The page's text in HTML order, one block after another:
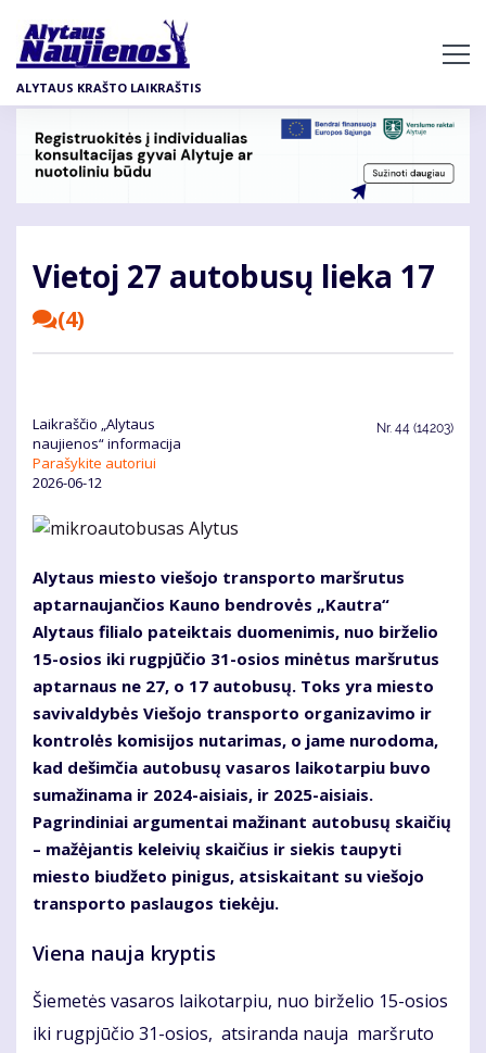
pagrindinį
turinį
ALYTAUS KRAŠTO LAIKRAŠTIS
Vietoj 27 autobusų lieka 17
(4)
Laikraščio „Alytaus
naujienos“ informacija
Parašykite autoriui
2026-06-12
Nr. 44 (14203)
Alytaus miesto viešojo transporto maršrutus
aptarnaujančios Kauno bendrovės „Kautra“
Alytaus filialo pateiktais duomenimis, nuo birželio
15-osios iki rugpjūčio 31-osios minėtus maršrutus
aptarnaus ne 27, o 17 autobusų. Toks yra miesto
savivaldybės Viešojo transporto organizavimo ir
kontrolės komisijos nutarimas, o jame nurodoma,
kad dešimčia autobusų vasaros laikotarpiu buvo
sumažinama ir 2024-aisiais, ir 2025-aisiais.
Pagrindiniai argumentai mažinant autobusų skaičių
– mažėjantis keleivių skaičius ir siekis taupyti
miesto biudžeto pinigus, atsiskaitant su viešojo
transporto paslaugos tiekėju.
Viena nauja kryptis
Šiemetės vasaros laikotarpiu, nuo birželio 15-osios
iki rugpjūčio 31-osios, atsiranda nauja maršruto